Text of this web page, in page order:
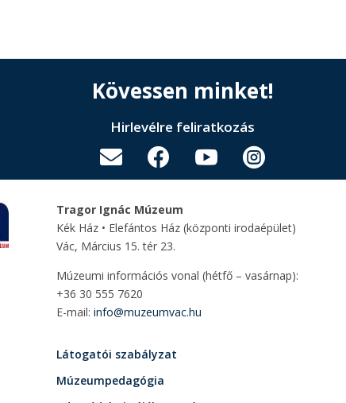
Kövessen minket!
Hirlevélre feliratkozás
   
Tragor Ignác Múzeum
Kék Ház • Elefántos Ház (központi irodaépület)
Vác, Március 15. tér 23.
Múzeumi információs vonal (hétfő – vasárnap):
+36 30 555 7620
E-mail: info@muzeumvac.hu
Látogatói szabályzat
Múzeumpedagógia